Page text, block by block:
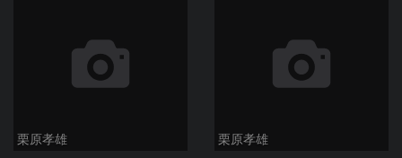
栗原孝雄 栗原孝雄